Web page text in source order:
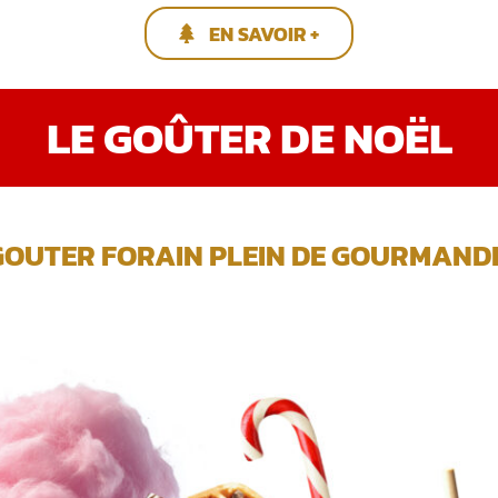
EN SAVOIR +
LE GOÛTER DE NOËL
FORAIN PLEIN DE